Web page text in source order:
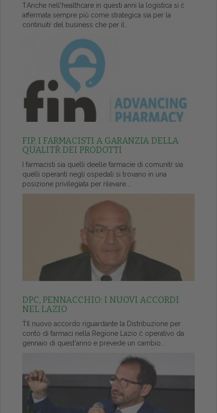
ŤAnche nell'healthcare in questi anni la logistica si č
affermata sempre piů come strategica sia per la
continuitŕ del business che per il...
FIP, I FARMACISTI A GARANZIA DELLA
QUALITŔ DEI PRODOTTI
I farmacisti sia quelli deelle farmacie di comunitŕ sia
quelli operanti negli ospedali si trovano in una
posizione privilegiata per rilevare...
DPC, PENNACCHIO: I NUOVI ACCORDI
NEL LAZIO
ŤIl nuovo accordo riguardante la Distribuzione per
conto di farmaci nella Regione Lazio č operativo da
gennaio di quest'anno e prevede un cambio...